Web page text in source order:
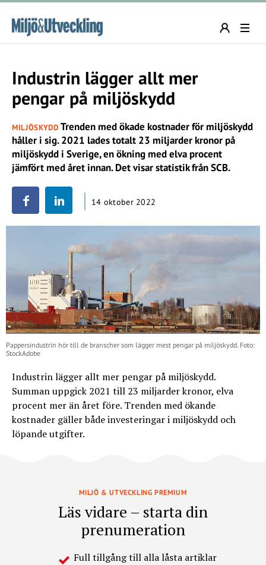
Industrin lägger allt mer
pengar på miljöskydd
MILJÖSKYDD Trenden med ökade kostnader för miljöskydd
håller i sig. 2021 lades totalt 23 miljarder kronor på
miljöskydd i Sverige, en ökning med elva procent
jämfört med året innan. Det visar statistik från SCB.
14 oktober 2022
Pappersindustrin hör till de branscher som lägger mest pengar på miljöskydd. Foto:
StockAdobe
Industrin lägger allt mer pengar på miljöskydd.
Summan uppgick 2021 till 23 miljarder kronor, elva
procent mer än året före. Trenden med ökande
kostnader gäller både investeringar i miljöskydd och
löpande utgifter.
MILJÖ & UTVECKLING PREMIUM
Läs vidare – starta din
prenumeration
Full tillgång till alla låsta artiklar